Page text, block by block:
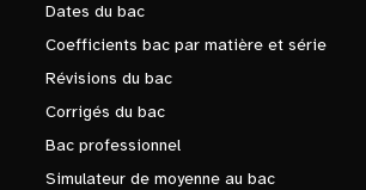
Dates du bac
Coefficients bac par matière et série
Révisions du bac
Corrigés du bac
Bac professionnel
Simulateur de moyenne au bac